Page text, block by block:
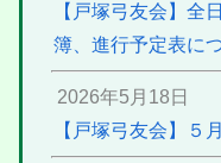
【戸塚弓友会】全
簿、進行予定表に
2026年5月18日
【戸塚弓友会】５